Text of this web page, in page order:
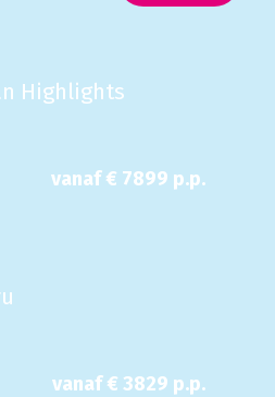
Highlights
vanaf € 7899 p.p.
vanaf € 3829 p.p.